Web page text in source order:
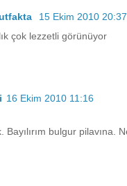
15 Ekim 2010 20:37
çok lezzetli görünüyor
16 Ekim 2010 11:16
Bayılırım bulgur pilavına.